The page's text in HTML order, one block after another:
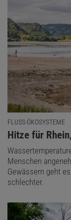
FLUSS-ÖKOSYSTEME
:
Hitze für
Menschen
Gewässern geht
schlechter.